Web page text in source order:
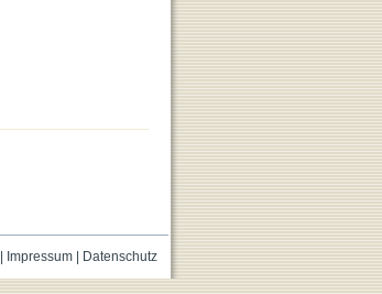
Impressum| Datenschutz